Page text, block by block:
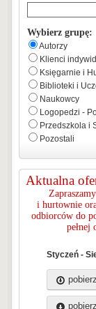
Wybierz grupę:
Autorzy
Klienci
Księgarnie i
Biblioteki i
Naukowcy
Logopedzi -
Przedszkola i
Pozostali
Aktualna
i hurtownie
odbiorców do
pełnej
Styczeń -